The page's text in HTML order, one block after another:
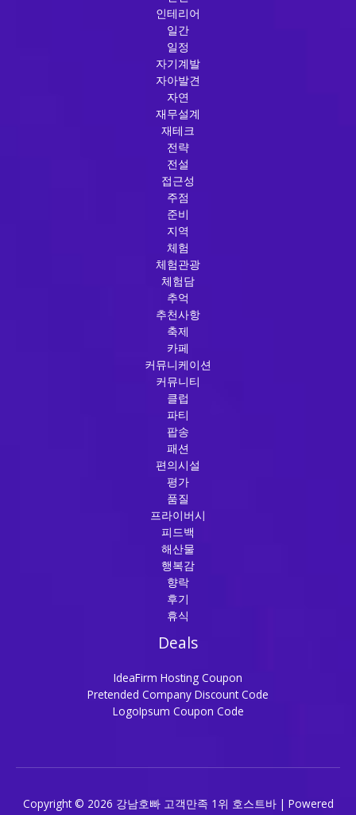
인테리어
일간
일정
자기계발
자아발견
자연
재무설계
재테크
전략
전설
접근성
주점
준비
지역
체험
체험관광
체험담
추억
추천사항
축제
카페
커뮤니케이션
커뮤니티
클럽
파티
팝송
패션
편의시설
평가
품질
프라이버시
피드백
해산물
행복감
향락
후기
휴식
Deals
IdeaFirm Hosting Coupon
Pretended Company Discount Code
LogoIpsum Coupon Code
Copyright © 2026 강남호빠 고객만족 1위 호스트바 | Powered